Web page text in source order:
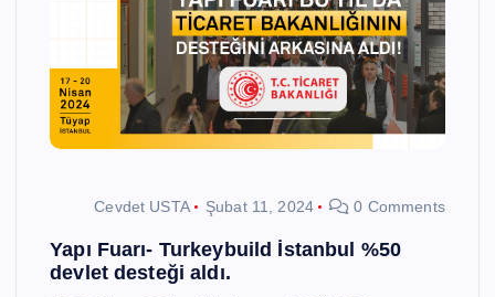
Cevdet USTA Şubat 11, 2024 0 Comments
Yapı Fuarı- Turkeybuild İstanbul %50
devlet desteği aldı.